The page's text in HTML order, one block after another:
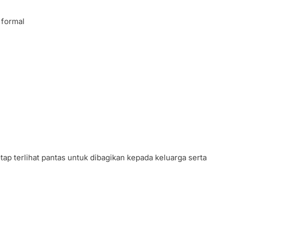
terlihat pantas untuk dibagikan kepada keluarga serta